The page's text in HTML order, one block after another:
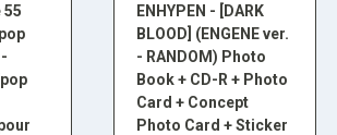
55
ENHYPEN - [DARK
BLOOD] (ENGENE ver.
- RANDOM) Photo
Book + CD-R + Photo
Card + Concept
Photo Card + Sticker